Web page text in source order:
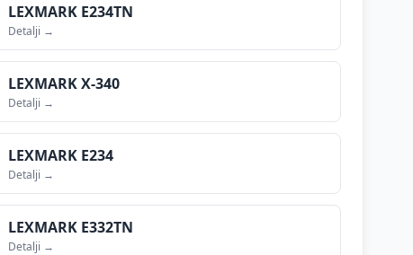
LEXMARK E234TN
Detalji →
LEXMARKX-340
Detalji →
LEXMARK E234
Detalji →
LEXMARK E332TN
Detalji →